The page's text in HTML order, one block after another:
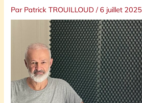
Par Patrick TROUILLOUD/6 juillet 2025